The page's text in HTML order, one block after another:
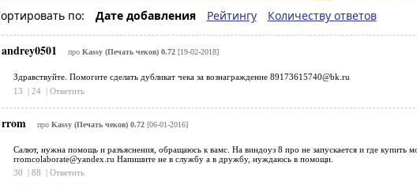
по: Дате добавления Рейтингу Количеству ответов
andrey0501 про Kassy (Печать чеков) 0.72[19-02-2018]
Здравствуйте. Помогите сделать дубликат чека за вознаграждение 89173615740@bk.ru
13
| 24 | Ответить
rrom про Kassy (Печать чеков) 0.72[06-01-2016]
Салют, нужна помощь и разъяснения, обращаюсь к вамс. На виндоуз 8 про не запускается и где купить
rromcolaborate@yandex.ru Напишите не в службу а в дружбу, нуждаюсь в помощи.
30
| 88 | Ответить